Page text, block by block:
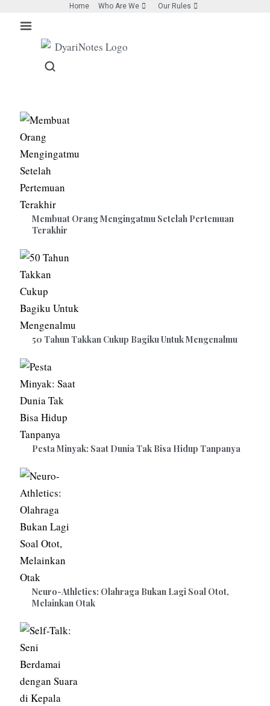
content
Home Who Are We Our Rules
Membuat Orang Mengingatmu Setelah Pertemuan
Terakhir
50 Tahun Takkan Cukup Bagiku Untuk Mengenalmu
Pesta Minyak: Saat Dunia Tak Bisa Hidup Tanpanya
Neuro-Athletics: Olahraga Bukan Lagi Soal Otot,
Melainkan Otak